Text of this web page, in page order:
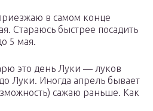
в самом конце
Стараюсь быстрее посадить
5 мая.
это день Луки — луков
Луки. Иногда апрель бывает
сажаю раньше. Как